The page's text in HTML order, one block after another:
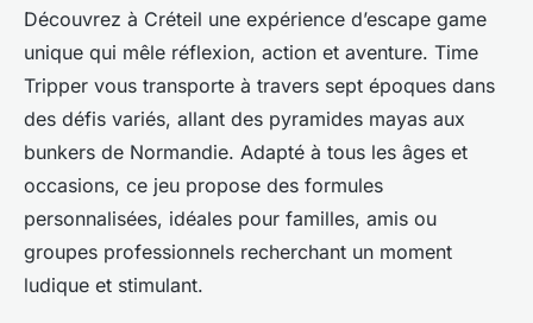
Découvrez l'escape game à
créteil : vivez l'aventure
immersive !
Sarah•13 octobre 2025•7 min de lecture
Découvrez à Créteil une expérience d’escape game
unique qui mêle réflexion, action et aventure. Time
Tripper vous transporte à travers sept époques dans
des défis variés, allant des pyramides mayas aux
bunkers de Normandie. Adapté à tous les âges et
occasions, ce jeu propose des formules
personnalisées, idéales pour familles, amis ou
groupes professionnels recherchant un moment
ludique et stimulant.